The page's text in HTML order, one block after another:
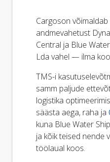
Cargoson
andmevahetust
Central ja Blue
Lda vahel — ilma
TMS-i
samm paljude
logistika
säästa aega, raha ja
kuna Blue Water
ja kõik teised nende
töölaual koos.